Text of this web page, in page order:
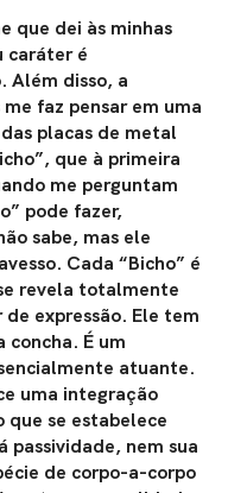
que dei às minhas
caráter é
Além disso, a
faz pensar em uma
placas de metal
que à primeira
me perguntam
pode fazer,
sabe, mas ele
Cada “Bicho” é
revela totalmente
expressão. Ele tem
concha. É um
atuante.
uma integração
se estabelece
passividade, nem sua
de corpo-a-corpo